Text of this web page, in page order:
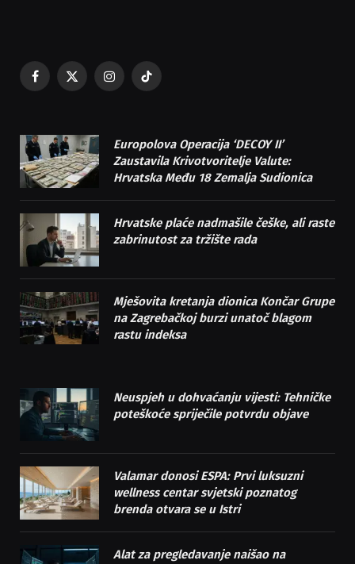
Facebook
X
InstagramTikTok
Europolova Operacija ‘DECOY II’
Zaustavila Krivotvoritelje Valute:
Hrvatska Među 18 Zemalja Sudionica
Hrvatske plaće nadmašile češke, ali raste
zabrinutost za tržište rada
Mješovita kretanja dionica Končar Grupe
na Zagrebačkoj burzi unatoč blagom
rastu indeksa
Neuspjeh u dohvaćanju vijesti: Tehničke
poteškoće spriječile potvrdu objave
Valamar donosi ESPA: Prvi luksuzni
wellness centar svjetski poznatog
brenda otvara se u Istri
Alat za pregledavanje naišao na